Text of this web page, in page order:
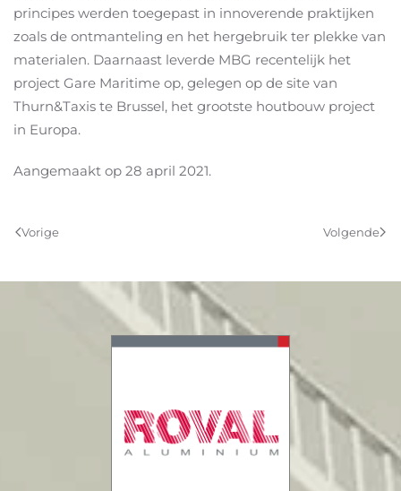
principes werden toegepast in innoverende praktijken
zoals de ontmanteling en het hergebruik ter plekke van
materialen. Daarnaast leverde MBG recentelijk het
project Gare Maritime op, gelegen op de site van
Thurn&Taxis te Brussel, het grootste houtbouw project
in Europa.
Aangemaakt op 28 april 2021.
Vorige Volgende